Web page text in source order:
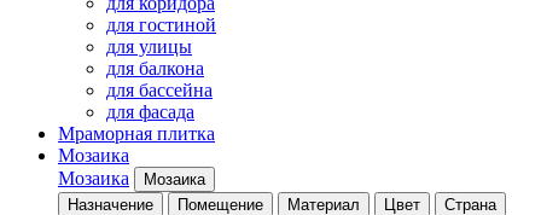
для гостиной
для улицы
для балкона
для бассейна
для фасада
Мраморная плитка
Мозаика
Мозаика
Мозаика
Назначение
Помещение Материал Цвет Страна